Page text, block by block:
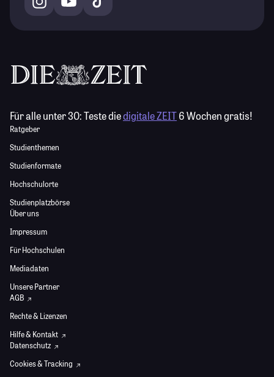
Für alle unter 30:Teste diedigitale ZEIT6 Wochen gratis!
Ratgeber
Studienthemen
Studienformate
Hochschulorte
Studienplatzbörse
Über uns
Impressum
Für Hochschulen
Mediadaten
Unsere Partner
AGB
Rechte & Lizenzen
Hilfe & Kontakt
Datenschutz
Cookies & Tracking